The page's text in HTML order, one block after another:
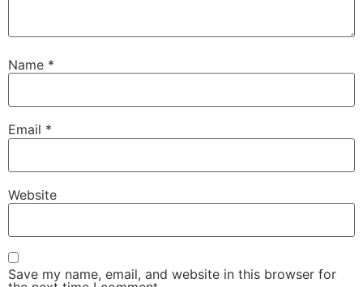
Name *
Email *
Website
Save my name, email, and website in this browser for